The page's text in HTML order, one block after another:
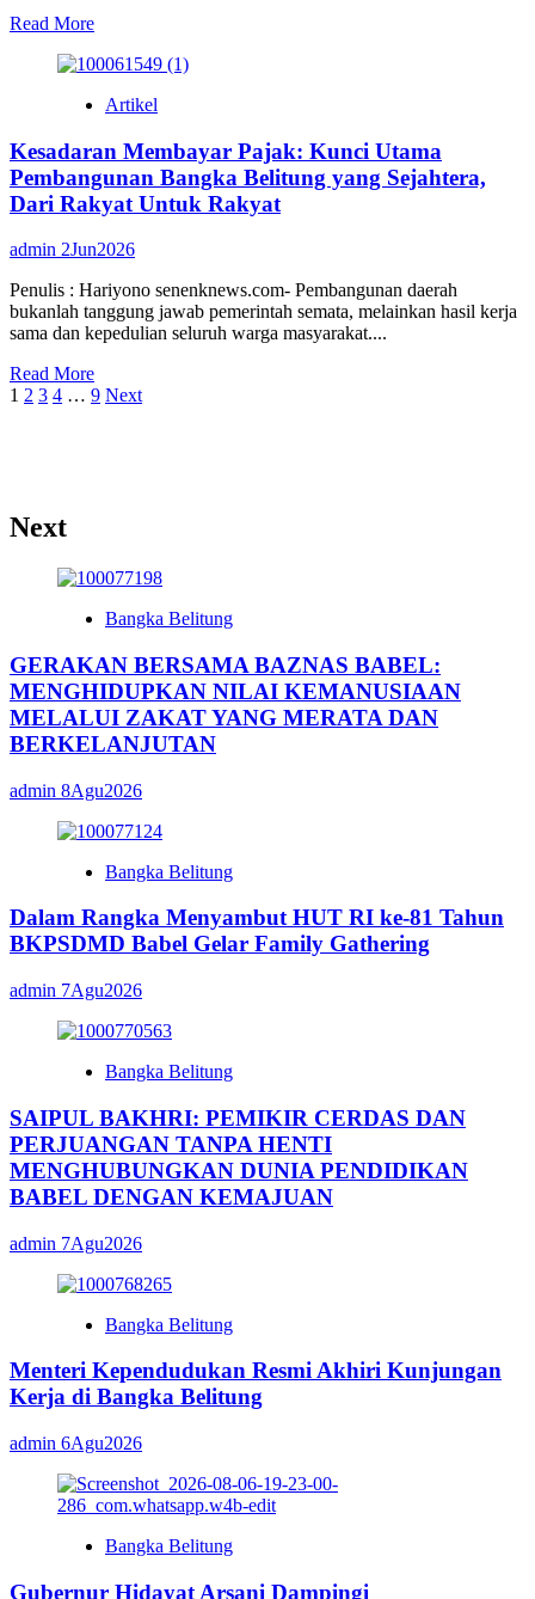
Read MoreRead
about
dan
Kunci
Emas
Membuka
Peluang
Memakmurkan
Masyarakat
Bangka
Belitung
Artikel
Kesadaran Membayar Pajak: Kunci Utama
Pembangunan Bangka Belitung yang Sejahtera,
Dari Rakyat Untuk Rakyat
admin 2Jun2026
Penulis : Hariyono senenknews.com- Pembangunan daerah
bukanlah tanggung jawab pemerintah semata, melainkan hasil kerja
sama dan kepedulian seluruh warga masyarakat....
Read MoreRead
more
Bangka
Belitung
yang
Sejahtera,
Dari
Rakyat
Untuk
Rakyat
Paginasi
1 2 3 4 … 9 Next
Next
Bangka Belitung
GERAKAN BERSAMA BAZNAS BABEL:
MENGHIDUPKAN NILAI KEMANUSIAAN
MELALUI ZAKAT YANG MERATA DAN
BERKELANJUTAN
admin 8Agu2026
Bangka Belitung
Dalam Rangka Menyambut HUT RI ke-81 Tahun
BKPSDMD Babel Gelar Family Gathering
admin 7Agu2026
Bangka Belitung
SAIPUL BAKHRI: PEMIKIR CERDAS DAN
PERJUANGAN TANPA HENTI
MENGHUBUNGKAN DUNIA PENDIDIKAN
BABEL DENGAN KEMAJUAN
admin 7Agu2026
Bangka Belitung
Menteri Kependudukan Resmi Akhiri Kunjungan
Kerja di Bangka Belitung
admin 6Agu2026
Bangka Belitung
Gubernur Hidayat Arsani Dampingi